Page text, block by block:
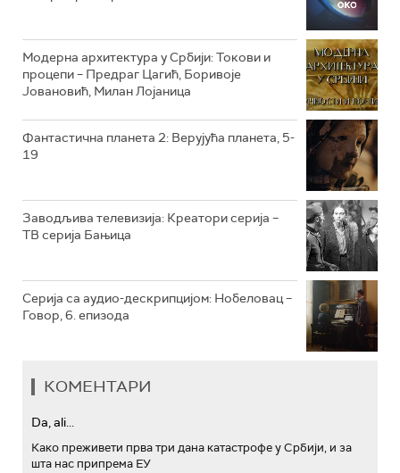
РТС КОЛО
Модерна архитектура у Србији: Токови и
процепи – Предраг Цагић, Боривоје
Јовановић, Милан Лојаница
Фантастична планета 2: Верујућа планета, 5-
19
Заводљива телевизија: Креатори серија –
ТВ серија Бањица
Серија са аудио-дескрипцијом: Нобеловац –
Говор, 6. епизода
КОМЕНТАРИ
Da, ali...
Како преживети прва три дана катастрофе у Србији, и за
шта нас припрема ЕУ